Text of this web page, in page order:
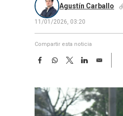
Agustín Carballo
11/01/2026, 03:20
Compartir esta noticia
F
e
b
o
W
t
s
A
T
w
t
e
L
k
e
d
E
i
l